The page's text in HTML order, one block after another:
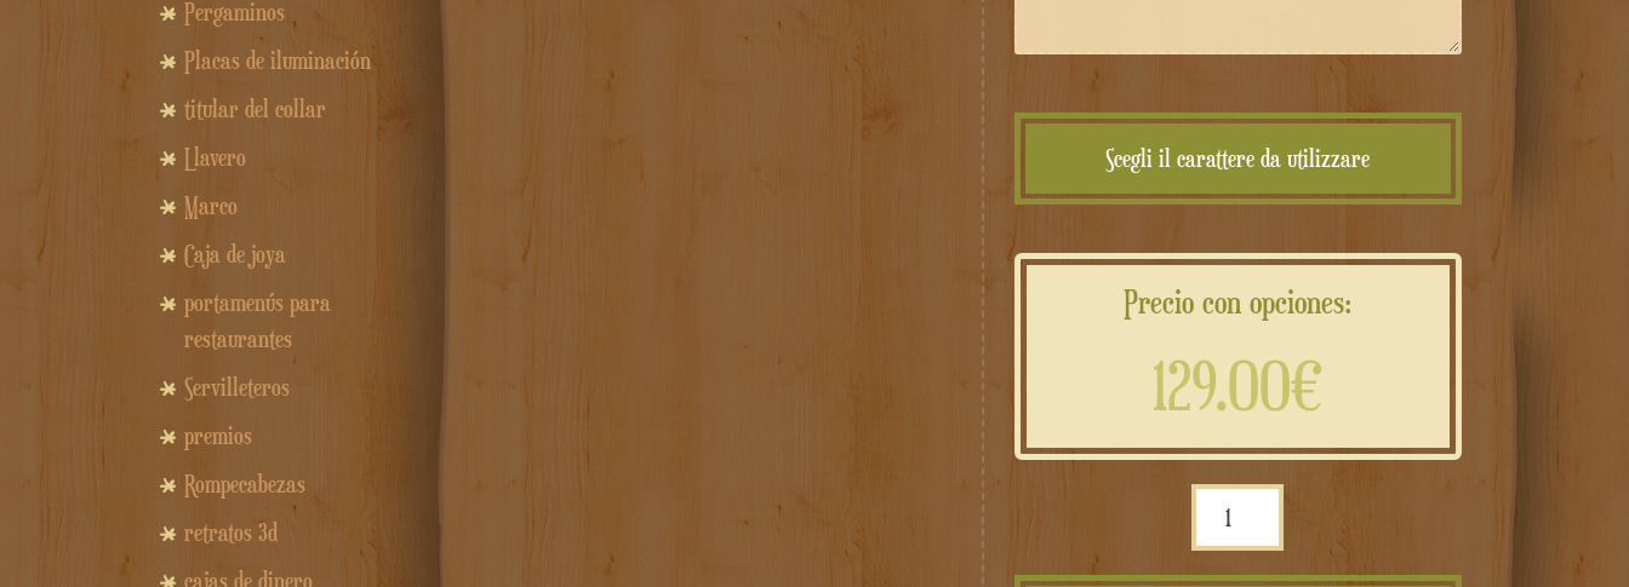
Scegli il carattere da utilizzare
Precio con opciones:
129.00€
matrimonio/nozze
porta
Pergaminos
Placas de iluminación
titular del collar
Llavero
Marco
Caja de joya
portamenús para
restaurantes
Servilleteros
premios
Rompecabezas
retratos 3d